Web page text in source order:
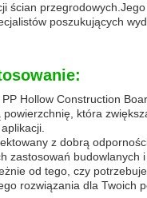
ścian
poszukujących
PP Hollow Construction
powierzchnię, która
z dobrą
zastosowań budowlanych
od tego, czy
rozwiązania dla Twoich